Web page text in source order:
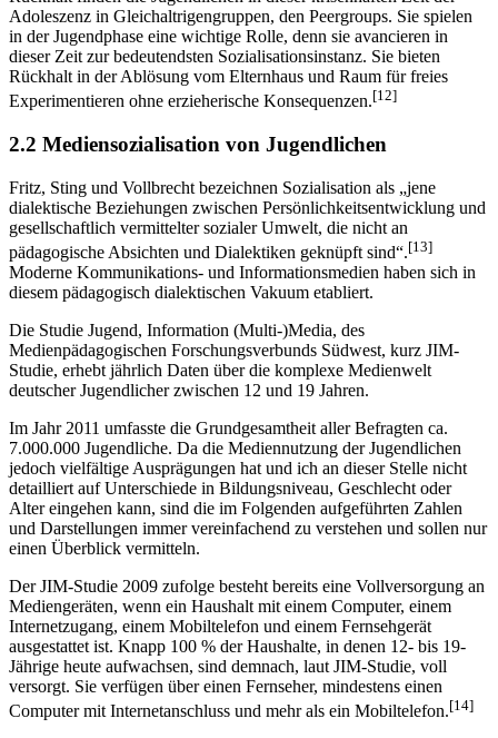
Adoles­zenz in Gleichaltrigengruppen, den Peergroups. Sie spielen
in der Jugend­phase eine wichtige Rolle, denn sie avancieren in
dieser Zeit zur bedeutendsten Sozialisationsinstanz. Sie bieten
Rückhalt in der Ablösung vom Elternhaus und Raum für freies
Experimen­tieren ohne erzieherische Konsequenzen.[12]
2.2 Mediensozialisation von Jugendlichen
Fritz, Sting und Vollbrecht bezeichnen Sozialisation als „jene
dialektische Beziehungen zwischen Persönlichkeitsentwicklung und
gesellschaftlich vermittelter sozialer Umwelt, die nicht an
pädagogische Absichten und Dialektiken geknüpft sind“.[13]
Moderne Kommunikations- und Informations­medien haben sich in
diesem pädagogisch dialektischen Vakuum etabliert.
Die Studie Jugend, Information (Multi-)Media, des
Medienpädagogischen Forschungsverbunds Südwest, kurz JIM-
Studie, erhebt jährlich Daten über die komplexe Medienwelt
deutscher Jugendlicher zwischen 12 und 19 Jahren.
Im Jahr 2011 umfasste die Grundgesamtheit aller Befragten ca.
7.000.000 Jugend­liche. Da die Mediennutzung der Jugendlichen
jedoch vielfältige Ausprägungen hat und ich an dieser Stelle nicht
detailliert auf Unterschiede in Bildungsniveau, Geschlecht oder
Alter eingehen kann, sind die im Folgenden aufgeführten Zahlen
und Darstellungen immer vereinfachend zu verstehen und sollen nur
einen Überblick vermitteln.
Der JIM-Studie 2009 zufolge besteht bereits eine Vollversorgung an
Mediengeräten, wenn ein Haushalt mit einem Computer, einem
Internetzugang, einem Mobiltelefon und einem Fernsehgerät
ausgestattet ist. Knapp 100 % der Haushalte, in denen 12- bis 19-
Jährige heute aufwachsen, sind demnach, laut JIM-Studie, voll
versorgt. Sie verfügen über einen Fernseher, mindestens einen
Computer mit Internetanschluss und mehr als ein Mobiltelefon.[14]